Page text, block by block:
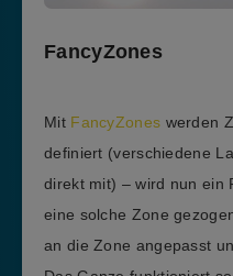
FancyZones
Mit FancyZones werden
definiert (verschiedene
direkt mit) – wird nun ein
eine solche Zone
an die Zone angepasst